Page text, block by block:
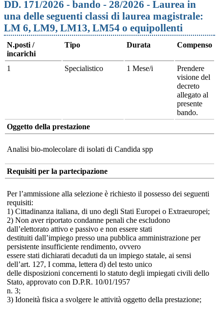
DD. 171/2026 - bando - 28/2026 - Laurea in
una delle seguenti classi di laurea magistrale:
LM 6, LM9, LM13, LM54 o equipollenti
N.posti /
incarichi
Tipo Durata Compenso
1 Specialistico 1 Mese/i
Prendere
visione del
decreto
allegato al
presente
bando.
Oggetto della prestazione
Analisi bio-molecolare di isolati di Candida spp
Requisiti per la partecipazione
Per l’ammissione alla selezione è richiesto il possesso dei seguenti
requisiti:
1) Cittadinanza italiana, di uno degli Stati Europei o Extraeuropei;
2) Non aver riportato condanne penali che escludono
dall’elettorato attivo e passivo e non essere stati
destituiti dall’impiego presso una pubblica amministrazione per
persistente insufficiente rendimento, ovvero
essere stati dichiarati decaduti da un impiego statale, ai sensi
dell’art. 127, I comma, lettera d) del testo unico
delle disposizioni concernenti lo statuto degli impiegati civili dello
Stato, approvato con D.P.R. 10/01/1957
n. 3;
3) Idoneità fisica a svolgere le attività oggetto della prestazione;